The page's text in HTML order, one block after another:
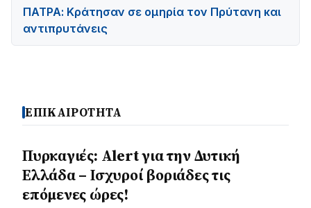
ΠΑΤΡΑ: Κράτησαν σε ομηρία τον Πρύτανη και
αντιπρυτάνεις
ΕΠΙΚΑΙΡΟΤΗΤΑ
Πυρκαγιές: Alert για την Δυτική
Ελλάδα – Ισχυροί βοριάδες τις
επόμενες ώρες!